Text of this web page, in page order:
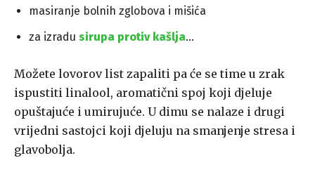
masiranje bolnih zglobova i mišića
za izradu sirupa protiv kašlja…
Možete lovorov list zapaliti pa će se time u zrak
ispustiti linalool, aromatični spoj koji djeluje
opuštajuće i umirujuće. U dimu se nalaze i drugi
vrijedni sastojci koji djeluju na smanjenje stresa i
glavobolja.